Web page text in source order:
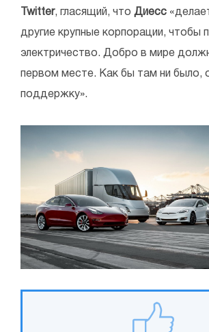
Twitter, гласящий, что Диесс
другие крупные корпорации, чтобы
электричество. Добро в мире
первом месте. Как бы там ни было,
поддержку».